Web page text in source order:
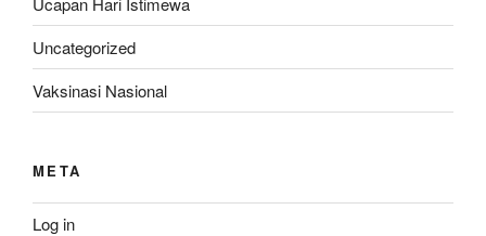
Uncategorized
Vaksinasi Nasional
META
Log in